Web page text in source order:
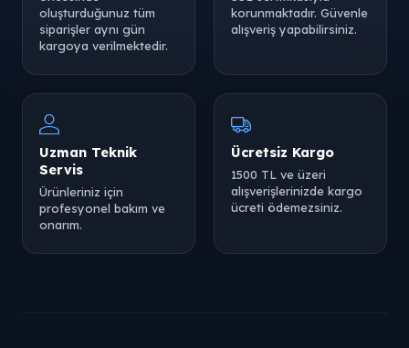
Tükendi
oluşturduğunuz tüm
siparişler aynı gün
kargoya verilmektedir.
korunmaktadır. Güvenle
alışveriş yapabilirsiniz.
Uzman Teknik
Servis
Ürünleriniz için
profesyonel bakım ve
onarım.
Ücretsiz Kargo
1500 TL ve üzeri
alışverişlerinizde kargo
ücreti ödemezsiniz.